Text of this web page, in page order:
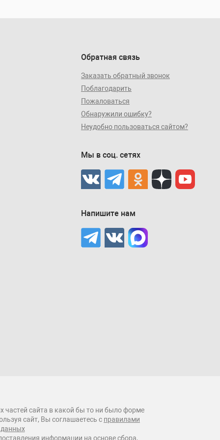
Обратная связь
Заказать обратный звонок
Поблагодарить
Пожаловаться
Обнаружили ошибку?
Неудобно пользоваться сайтом?
Мы в соц. сетях
Напишите нам
частей сайта в какой бы то ни было форме
сайт, Вы соглашаетесь с правилами
информации на основе сбора,